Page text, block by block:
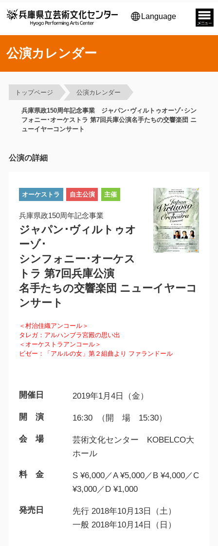
Language
公演カレンダー
トップページ 公演カレンダー
兵庫県政150周年記念事業 ジャパン･ヴィルトゥオーゾ･シン
フォニー･オーケストラ 第7回兵庫公演名手たちの交響楽団 ニ
ューイヤーコンサート
公演の詳細
オーケストラ 自主公演 主催
兵庫県政150周年記念事業
ジャパン･ヴィルトゥオ
ーゾ･
シンフォニー･オーケス
トラ 第7回兵庫公演
名手たちの交響楽団 ニューイヤーコ
ンサート
＜村治佳織アンコール＞
タレガ：アルハンブラ宮殿の思い出
＜オーケストラアンコール＞
ビゼー：「アルルの女」第２組曲より ファランドール
開催日 2019年1月4日（金）
開 演 16:30 （開 場 15:30）
会 場
芸術文化センター KOBELCO大
ホール
料 金
S ¥6,000／A ¥5,000／B ¥4,000／C
¥3,000／D ¥1,000
発売日
先行 2018年10月13日（土）
一般 2018年10月14日（日）